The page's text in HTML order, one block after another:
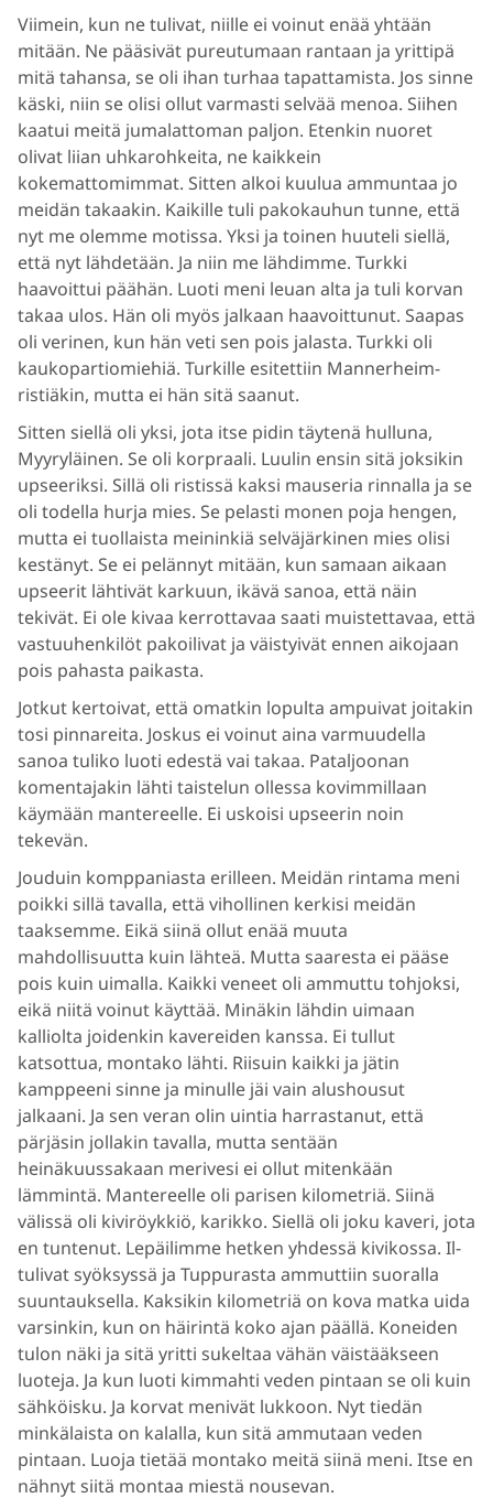
Viimein, kun ne tulivat, niille ei voinut enää yhtään
mitään. Ne pääsivät pureutumaan rantaan ja yrittipä
mitä tahansa, se oli ihan turhaa tapattamista. Jos sinne
käski, niin se olisi ollut varmasti selvää menoa. Siihen
kaatui meitä jumalattoman paljon. Etenkin nuoret
olivat liian uhkarohkeita, ne kaikkein
kokemattomimmat. Sitten alkoi kuulua ammuntaa jo
meidän takaakin. Kaikille tuli pakokauhun tunne, että
nyt me olemme motissa. Yksi ja toinen huuteli siellä,
että nyt lähdetään. Ja niin me lähdimme. Turkki
haavoittui päähän. Luoti meni leuan alta ja tuli korvan
takaa ulos. Hän oli myös jalkaan haavoittunut. Saapas
oli verinen, kun hän veti sen pois jalasta. Turkki oli
kaukopartiomiehiä. Turkille esitettiin Mannerheim-
ristiäkin, mutta ei hän sitä saanut.
Sitten siellä oli yksi, jota itse pidin täytenä hulluna,
Myyryläinen. Se oli korpraali. Luulin ensin sitä joksikin
upseeriksi. Sillä oli ristissä kaksi mauseria rinnalla ja se
oli todella hurja mies. Se pelasti monen poja hengen,
mutta ei tuollaista meininkiä selväjärkinen mies olisi
kestänyt. Se ei pelännyt mitään, kun samaan aikaan
upseerit lähtivät karkuun, ikävä sanoa, että näin
tekivät. Ei ole kivaa kerrottavaa saati muistettavaa, että
vastuuhenkilöt pakoilivat ja väistyivät ennen aikojaan
pois pahasta paikasta.
Jotkut kertoivat, että omatkin lopulta ampuivat joitakin
tosi pinnareita. Joskus ei voinut aina varmuudella
sanoa tuliko luoti edestä vai takaa. Pataljoonan
komentajakin lähti taistelun ollessa kovimmillaan
käymään mantereelle. Ei uskoisi upseerin noin
tekevän.
Jouduin komppaniasta erilleen. Meidän rintama meni
poikki sillä tavalla, että vihollinen kerkisi meidän
taaksemme. Eikä siinä ollut enää muuta
mahdollisuutta kuin lähteä. Mutta saaresta ei pääse
pois kuin uimalla. Kaikki veneet oli ammuttu tohjoksi,
eikä niitä voinut käyttää. Minäkin lähdin uimaan
kalliolta joidenkin kavereiden kanssa. Ei tullut
katsottua, montako lähti. Riisuin kaikki ja jätin
kamppeeni sinne ja minulle jäi vain alushousut
jalkaani. Ja sen veran olin uintia harrastanut, että
pärjäsin jollakin tavalla, mutta sentään
heinäkuussakaan merivesi ei ollut mitenkään
lämmintä. Mantereelle oli parisen kilometriä. Siinä
välissä oli kiviröykkiö, karikko. Siellä oli joku kaveri, jota
en tuntenut. Lepäilimme hetken yhdessä kivikossa. Il-
tulivat syöksyssä ja Tuppurasta ammuttiin suoralla
suuntauksella. Kaksikin kilometriä on kova matka uida
varsinkin, kun on häirintä koko ajan päällä. Koneiden
tulon näki ja sitä yritti sukeltaa vähän väistääkseen
luoteja. Ja kun luoti kimmahti veden pintaan se oli kuin
sähköisku. Ja korvat menivät lukkoon. Nyt tiedän
minkälaista on kalalla, kun sitä ammutaan veden
pintaan. Luoja tietää montako meitä siinä meni. Itse en
nähnyt siitä montaa miestä nousevan.